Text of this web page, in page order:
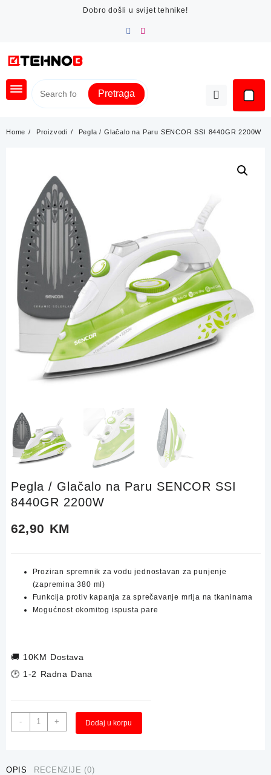
Dobro došli u svijet tehnike!
Pretraga
Home Proizvodi Pegla / Glačalo na Paru SENCOR SSI 8440GR 2200W
Pegla / Glačalo na Paru SENCOR SSI
8440GR 2200W
62,90 KM
Proziran spremnik za vodu jednostavan za punjenje
(zapremina 380 ml)
Funkcija protiv kapanja za sprečavanje mrlja na tkaninama
Mogućnost okomitog ispusta pare
🚚 10KM Dostava
🕑 1-2 Radna Dana
-
Pegla
/
Paru
+ Dodaj u korpu
OPIS RECENZIJE (0)